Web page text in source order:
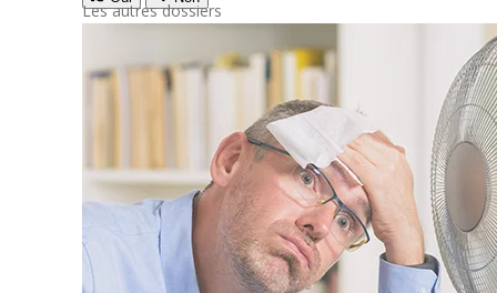
Les autres dossiers